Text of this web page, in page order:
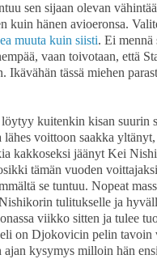
sen sijaan olevan
kuin hänen avioeronsa.
muuta kuin siisti. Ei mennä
vaan toivotaan, että
Ikävähän tässä miehen
kuitenkin kisan suurin
lähes voittoon saakka
kakkoseksi jäänyt Kei
tämän vuoden
se tuntuu. Nopeat
tulitukselle ja
viikko sitten ja tulee
on Djokovicin pelin tavoin
ajan kysymys milloin hän